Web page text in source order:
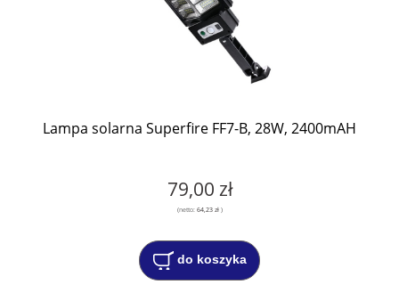
Lampa solarna Superfire FF7-B, 28W, 2400mAH
79,00 zł
(netto: 64,23 zł)
do koszyka